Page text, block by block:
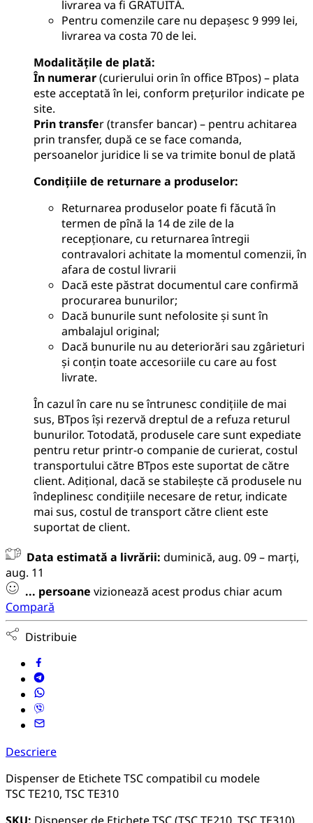
livrarea va fi GRATUITĂ.
Pentru comenzile care nu depașesc 9 999 lei,
livrarea va costa 70 de lei.
Modalitățile de plată:
În numerar(curierului orin în office BTpos) – plata
este acceptată în lei, conform prețurilor indicate pe
site.
Prin transfer (transfer bancar) – pentru achitarea
prin transfer, după ce se face comanda,
persoanelor juridice li se va trimite bonul de plată
Condițiile de returnare a produselor:
Returnarea produselor poate fi făcută în
termen de pînă la 14 de zile de la
recepționare, cu returnarea întregii
contravalori achitate la momentul comenzii, în
afara de costul livrarii
Dacă este păstrat documentul care confirmă
procurarea bunurilor;
Dacă bunurile sunt nefolosite și sunt în
ambalajul original;
Dacă bunurile nu au deteriorări sau zgârieturi
și conțin toate accesoriile cu care au fost
livrate.
În cazul în care nu se întrunesc condițiile de mai
sus, BTpos își rezervă dreptul de a refuza returul
bunurilor. Totodată, produsele care sunt expediate
pentru retur printr-o companie de curierat, costul
transportului către BTpos este suportat de către
client. Adițional, dacă se stabilește că produsele nu
îndeplinesc condițiile necesare de retur, indicate
mai sus, costul de transport către client este
suportat de client.
Data estimată a livrării: duminică, aug. 09 – marți,
aug. 11
... persoane vizionează acest produs chiar acum
Compară
Distribuie
Descriere
Dispenser de Etichete TSC compatibil cu modele
TSC TE210, TSC TE310